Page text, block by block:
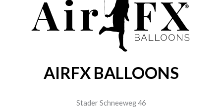
AIRFX BALLOONS
Stader Schneeweg 46